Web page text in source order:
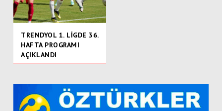
TRENDYOL 1. LİGDE 36.
HAFTA PROGRAMI
AÇIKLANDI